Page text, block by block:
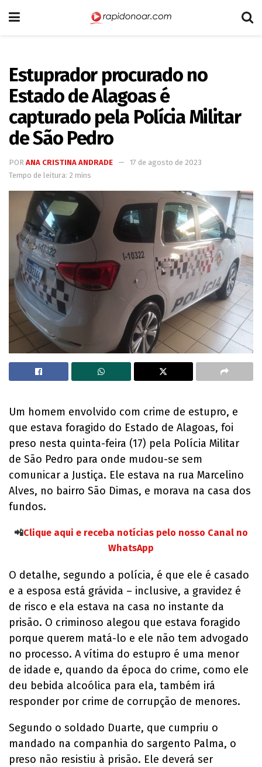
Estuprador procurado no
Estado de Alagoas é
capturado pela Polícia Militar
de São Pedro
POR ANA CRISTINA ANDRADE
17 de agosto de 2023
Tempo de leitura: 2 mins
Um homem envolvido com crime de estupro, e
que estava foragido do Estado de Alagoas, foi
preso nesta quinta-feira (17) pela Polícia Militar
de São Pedro para onde mudou-se sem
comunicar a Justiça. Ele estava na rua Marcelino
Alves, no bairro São Dimas, e morava na casa dos
fundos.
📲Clique aqui e receba notícias pelo nosso Canal no
WhatsApp
O detalhe, segundo a polícia, é que ele é casado
e a esposa está grávida – inclusive, a gravidez é
de risco e ela estava na casa no instante da
prisão. O criminoso alegou que estava foragido
porque querem matá-lo e ele não tem advogado
no processo. A vítima do estupro é uma menor
de idade e, quando da época do crime, como ele
deu bebida alcoólica para ela, também irá
responder por crime de corrupção de menores.
Segundo o soldado Duarte, que cumpriu o
mandado na companhia do sargento Palma, o
preso não resistiu à prisão. Ele deverá ser